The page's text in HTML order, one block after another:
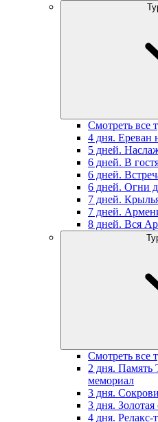
Смотреть все
4 дня. Ереван
5 дней.
6 дней. В
6 дней.
6 дней. Огни
7 дней.
7 дней.
8 дней. Вся
Смотреть все
2 дня. Память
мемориал
3 дня.
3 дня.
4 дня. Релакс-